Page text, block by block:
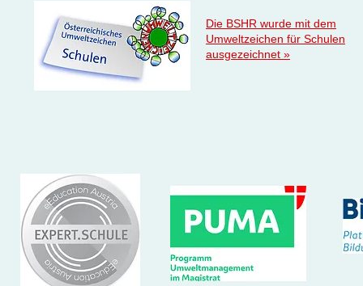
Die BSHR wurde mit dem
Umweltzeichen für Schulen
ausgezeichnet »